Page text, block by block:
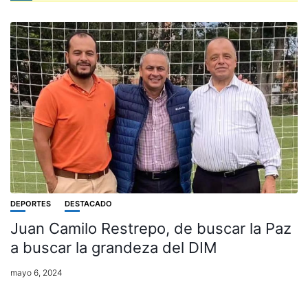
DEPORTES DESTACADO
Juan Camilo Restrepo, de buscar la Paz
a buscar la grandeza del DIM
mayo 6, 2024